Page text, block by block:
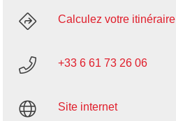
Calculez votre itinéraire
+33 6 61 73 26 06
Site internet